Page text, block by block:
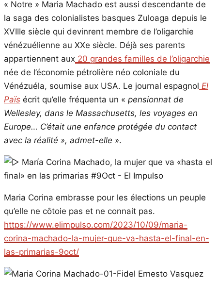
« Notre » Maria Machado est aussi descendante de
la saga des colonialistes basques Zuloaga depuis le
XVIIIe siècle qui devinrent membre de l’oligarchie
vénézuélienne au XXe siècle. Déjà ses parents
appartiennent aux 20 grandes familles de l’oligarchie
née de l’économie pétrolière néo coloniale du
Vénézuéla, soumise aux USA. Le journal espagnol El
Païs écrit qu’elle fréquenta un « pensionnat de
Wellesley, dans le Massachusetts, les voyages en
Europe… C’était une enfance protégée du contact
avec la réalité », admet-elle ».
Maria Corina embrasse pour les élections un peuple
qu’elle ne côtoie pas et ne connait pas.
https://www.elimpulso.com/2023/10/09/maria-
corina-machado-la-mujer-que-va-hasta-el-final-en-
las-primarias-9oct/